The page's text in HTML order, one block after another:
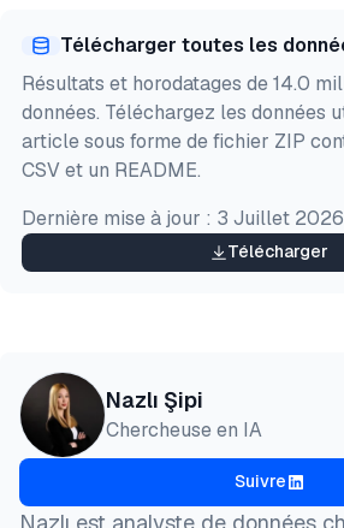
@misc{sipi2026,
  author = {Şipi, Nazlı},
title  = {{Benchmark de
  year   = {2026},
  month  = jul,
note   = {AIMultiple.
}
Télécharger toutes les
Résultats et horodatages de 14.0
données. Téléchargez les données
article sous forme de fichier ZIP
CSV et un README.
Dernière mise à jour : 3 Juillet 2026
Télécharger
Nazlı Şipi
Chercheuse en IA
Suivre
Nazlı est analyste de données